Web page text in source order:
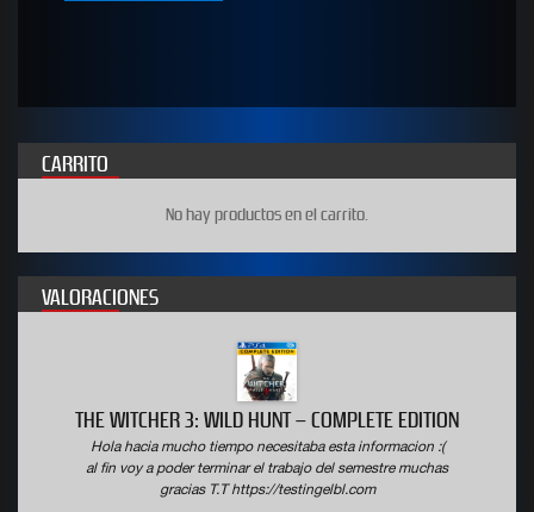
CARRITO
No hay productos en el carrito.
VALORACIONES
3: WILD HUNT – COMPLETE EDITION
hacia mucho tiempo necesitaba esta informacion :(
voy a poder terminar el trabajo del semestre muchas
gracias T.T https://testingelbl.com